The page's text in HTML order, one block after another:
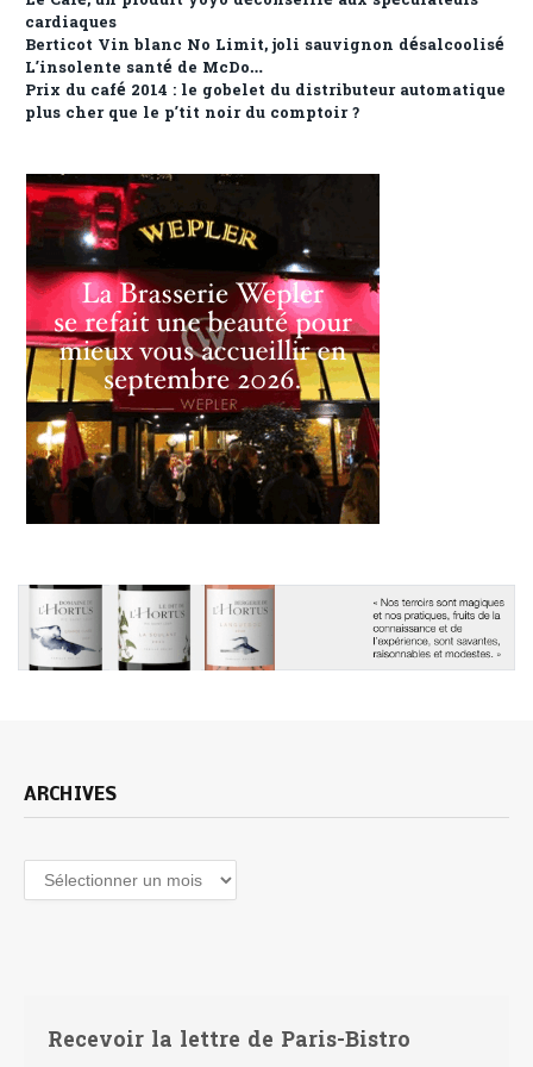
cardiaques
Berticot Vin blanc No Limit, joli sauvignon désalcoolisé
L’insolente santé de McDo…
Prix du café 2014 : le gobelet du distributeur automatique
plus cher que le p’tit noir du comptoir ?
ARCHIVES
Archives
Recevoir la lettre de Paris-Bistro